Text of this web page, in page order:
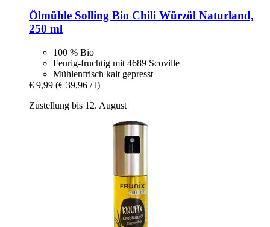
Ölmühle Solling Bio Chili Würzöl Naturland,
250 ml
100 % Bio
Feurig-fruchtig mit 4689 Scoville
Mühlenfrisch kalt gepresst
€ 9,99 (€ 39,96 / l)
Zustellung bis 12. August